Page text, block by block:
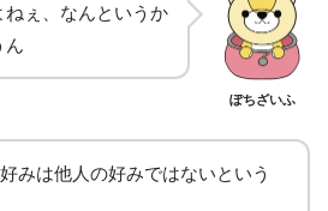
ぇ、なんというか
ぽちざいふ
みは他人の好みではないという